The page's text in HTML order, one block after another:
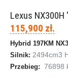
Lexus NX300H
115,900 zł.
Hybrid 197KM
Silnik: 2494cm3
Przebieg: 76898